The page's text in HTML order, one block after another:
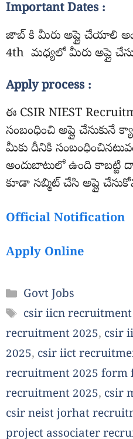
Important Dates :
జాబ్ కి మీరు అప్లై చేయాలి
4th మధ్యలో మీరు అప్లై
Apply process :
ఈ CSIR NIEST
సంబంధించి అప్లై చేసుకునే
మీకు దీనికి
అందుబాటులో ఉంది కాబట్టి
కూడా సబ్మిట్ చేసి అప్లై
Official Notification
Apply Online
Categories
Govt Jobs
Tags
csir iicn
recruitment 2025, csir
2025, csir iict
recruitment 2025 form
recruitment 2025, csir
csir neist jorhat
project associater